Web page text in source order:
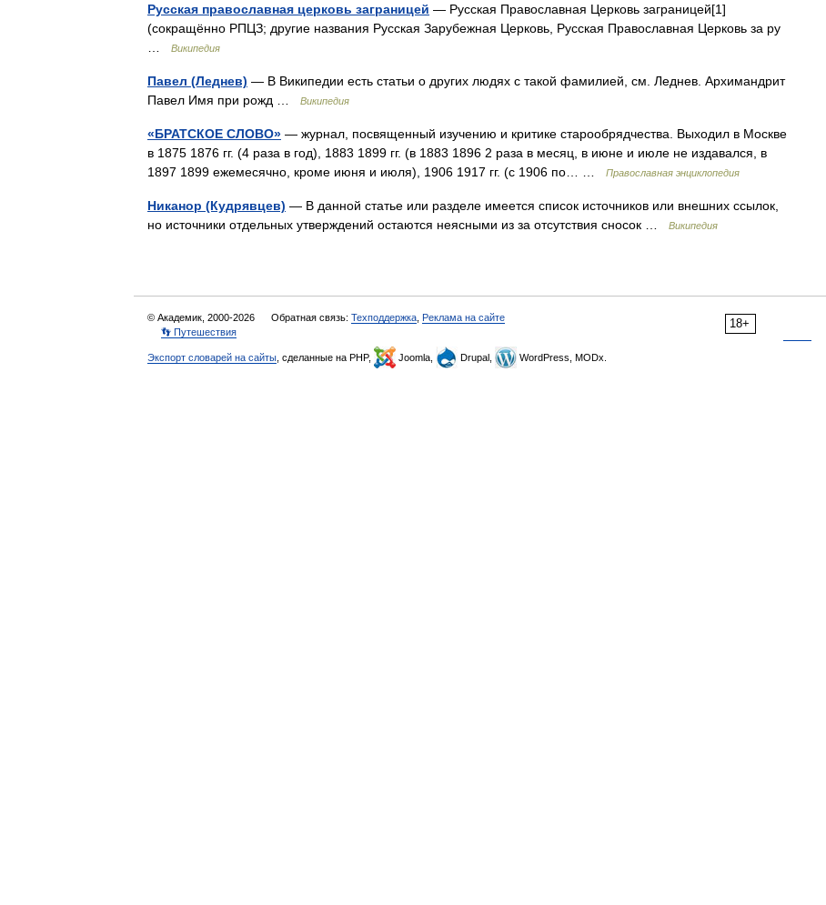
Русская православная церковь заграницей — Русская Православная Церковь заграницей[1]
(сокращённо РПЦЗ; другие названия Русская Зарубежная Церковь, Русская Православная Церковь за ру
Википедия
Павел (Леднев) — В Википедии есть статьи о других людях с такой фамилией, см. Леднев. Архимандрит
Павел Имя при рожд …
Википедия
«БРАТСКОЕ СЛОВО» — журнал, посвященный изучению и критике старообрядчества. Выходил в Москве
в 1875 1876 гг. (4 раза в год), 1883 1899 гг. (в 1883 1896 2 раза в месяц, в июне и июле не издавался, в
1897 1899 ежемесячно, кроме июня и июля), 1906 1917 гг. (с 1906 по… …
Православная энциклопедия
Никанор (Кудрявцев) — В данной статье или разделе имеется список источников или внешних ссылок,
но источники отдельных утверждений остаются неясными из за отсутствия сносок …
Википедия
18+
© Академик, 2000-2026 Обратная связь: Техподдержка Реклама на сайте
👣 Путешествия
Экспорт словарей на сайты , сделанные на PHP, Joomla, Drupal, WordPress, MODx.